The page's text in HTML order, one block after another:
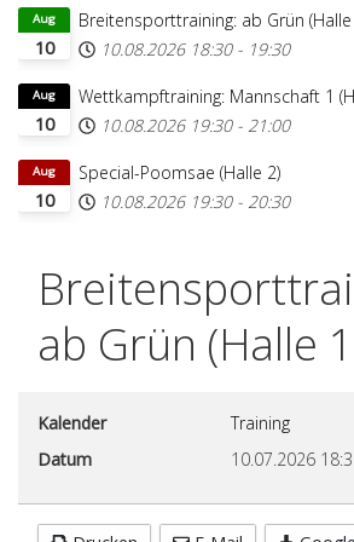
10
Aug
Breitensporttraining: ab Grün (Halle
10.08.2026 18:30 - 19:30
10
Aug
Wettkampftraining: Mannschaft 1
10.08.2026 19:30 - 21:00
10
Aug
Special-Poomsae (Halle 2)
10.08.2026 19:30 - 20:30
ab Grün (Halle
Kalender
Training
Datum
10.07.2026